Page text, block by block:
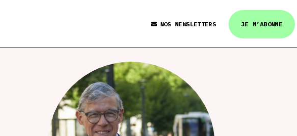
NOS NEWSLETTERS JE M’ABONNE